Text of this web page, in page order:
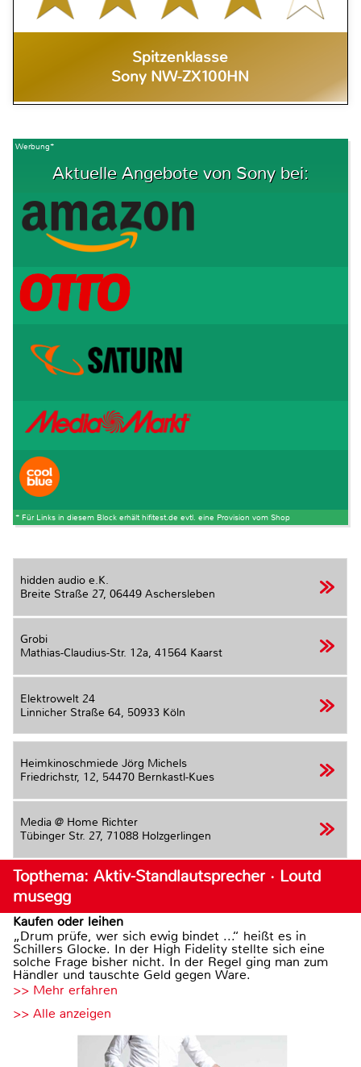
Spitzenklasse
Sony NW-ZX100HN
Werbung*
Aktuelle Angebote von Sony bei:
* Für Links in diesem Block erhält hifitest.de evtl. eine Provision vom Shop
hidden audio e.K.
Breite Straße 27, 06449 Aschersleben
Grobi
Mathias-Claudius-Str. 12a, 41564 Kaarst
Elektrowelt 24
Linnicher Straße 64, 50933 Köln
Heimkinoschmiede Jörg Michels
Friedrichstr, 12, 54470 Bernkastl-Kues
Media @ Home Richter
Tübinger Str. 27, 71088 Holzgerlingen
Topthema: Aktiv-Standlautsprecher · Loutd
musegg
Kaufen oder leihen
„Drum prüfe, wer sich ewig bindet ...“ heißt es in
Schillers Glocke. In der High Fidelity stellte sich eine
solche Frage bisher nicht. In der Regel ging man zum
Händler und tauschte Geld gegen Ware.
>> Mehr erfahren
>> Alle anzeigen